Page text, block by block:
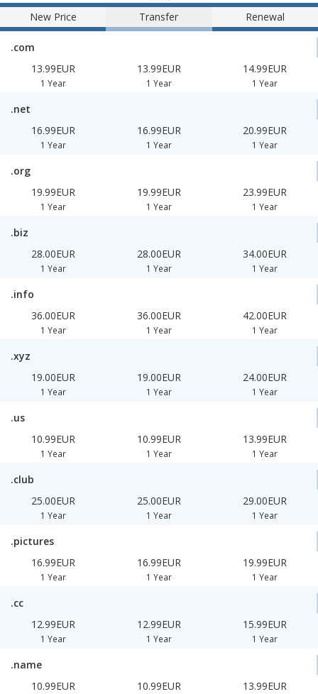
New Price
Transfer Renewal
.com
13.99EUR
1 Year
13.99EUR
1 Year
14.99EUR
1 Year
.net
16.99EUR
1 Year
16.99EUR
1 Year
20.99EUR
1 Year
.org
19.99EUR
1 Year
19.99EUR
1 Year
23.99EUR
1 Year
.biz
28.00EUR
1 Year
28.00EUR
1 Year
34.00EUR
1 Year
.info
36.00EUR
1 Year
36.00EUR
1 Year
42.00EUR
1 Year
.xyz
19.00EUR
1 Year
19.00EUR
1 Year
24.00EUR
1 Year
.us
10.99EUR
1 Year
10.99EUR
1 Year
13.99EUR
1 Year
.club
25.00EUR
1 Year
25.00EUR
1 Year
29.00EUR
1 Year
.pictures
16.99EUR
1 Year
16.99EUR
1 Year
19.99EUR
1 Year
.cc
12.99EUR
1 Year
12.99EUR
1 Year
15.99EUR
1 Year
.name
10.99EUR
10.99EUR 13.99EUR